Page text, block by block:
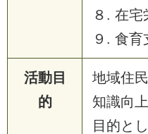
８. 在宅
９. 食育
活動目
的
地域住
知識向
目的と